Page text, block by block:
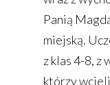
Panią
miejską.
z klas 4-8, z
którzy